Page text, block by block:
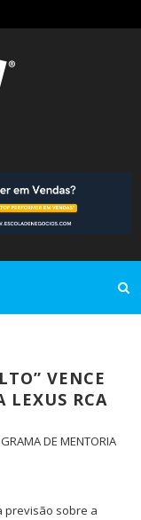
VENCE
LEXUS RCA
previsão sobre a